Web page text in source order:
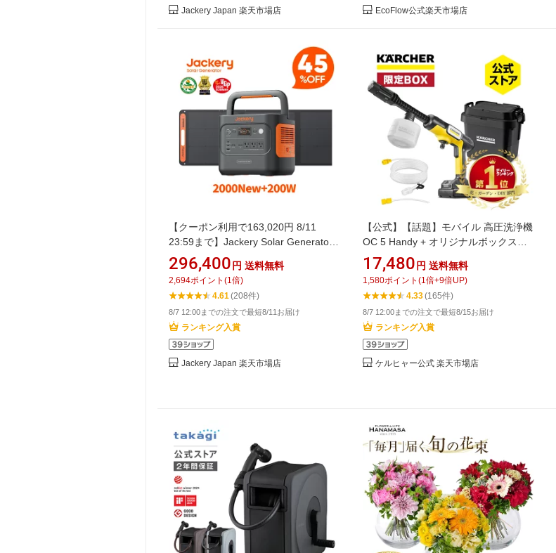
Jackery Japan 楽天市場店 EcoFlow公式楽天市場店
【クーポン利用で163,020円 8/11
23:59まで】Jackery Solar Generator
2000 New 2042Wh 200W ポータブル
電源 ソーラーパネル セット 大容量 長
寿命 バッテリー 定格2200W コンパク
ト 急速充電 防災 家庭用 アウトドア用
UPS機能 アプリ 太陽光発電 ジャクリ
296,400円 送料無料
2,694ポイント (1 倍)
4.61 (208件)
8/7 12:00までの注文で最短8/11お届け
ランキング入賞
Jackery Japan 楽天市場店
【公式】【話題】モバイル 高圧洗浄機
OC 5 Handy + オリジナルボックス
（SS）ケルヒャー ハンディ コンパク
ト コードレス compact Karcher ペッ
トボトルで給水可 充電式 洗車 自転車
ベランダ 黄砂 花粉 アウトドア 掃除
17,480円 送料無料
1,580ポイント (1 倍+9倍UP)
4.33(165件)
8/7 12:00までの注文で最短8/15お届け
ランキング入賞
ケルヒャー公式 楽天市場店